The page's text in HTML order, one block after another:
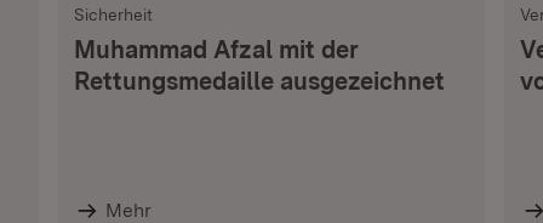
Sicherheit
Muhammad Afzal mit der
Rettungsmedaille ausgezeichnet
Mehr